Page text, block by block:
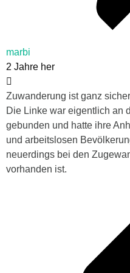
marbi
2 Jahre her
Zuwanderung ist ganz
Die Linke war eigentlich an
gebunden und hatte ihre
und arbeitslosen
neuerdings bei den
vorhanden ist.